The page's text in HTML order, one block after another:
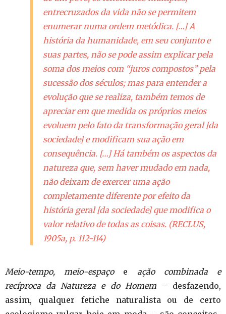
entrecruzados da vida não se permitem
enumerar numa ordem metódica. […] A
história da humanidade, em seu conjunto e
suas partes, não se pode assim explicar pela
soma dos meios com “juros compostos” pela
sucessão dos séculos; mas para entender a
evolução que se realiza, também temos de
apreciar em que medida os próprios meios
evoluem pelo fato da transformação geral [da
sociedade] e modificam sua ação em
consequência. […] Há também os aspectos da
natureza que, sem haver mudado em nada,
não deixam de exercer uma ação
completamente diferente por efeito da
história geral [da sociedade] que modifica o
valor relativo de todas as coisas. (RECLUS,
1905a, p. 112-114)
Meio-tempo, meio-espaço e ação combinada e
recíproca da Natureza e do Homem– desfazendo,
assim, qualquer fetiche naturalista ou de certo